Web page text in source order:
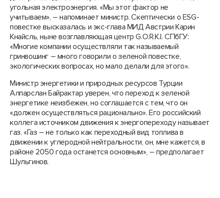
угольная электроэнергия. «Мы этот фактор не
учитываем», – напоминает министр. Скептически о ESG-
повестке высказалась и экс-глава МИД Австрии Карин
Кнайсль, ныне возглавляющая центр G.O.R.K.I. СПбГУ:
«Многие компании осуществляли так называемый
гринвошинг – много говорили о зеленой повестке,
экологических вопросах, но мало делали для этого».
Министр энергетики и природных ресурсов Турции
Алпарслан Байрактар уверен, что переход к зеленой
энергетике неизбежен, но соглашается с тем, что он
«должен осуществляться рационально». Его российский
коллега источником движения к энергопереходу называет
газ. «Газ – не только как переходный вид топлива в
движении к углеродной нейтральности, он, мне кажется, в
районе 2050 года останется основным», – предполагает
Шульгинов.